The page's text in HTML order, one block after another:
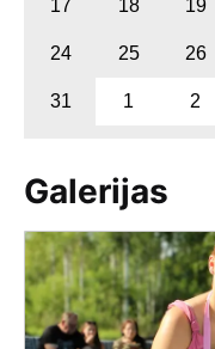
17 18 19
24 25 26
31 1 2
Galerijas